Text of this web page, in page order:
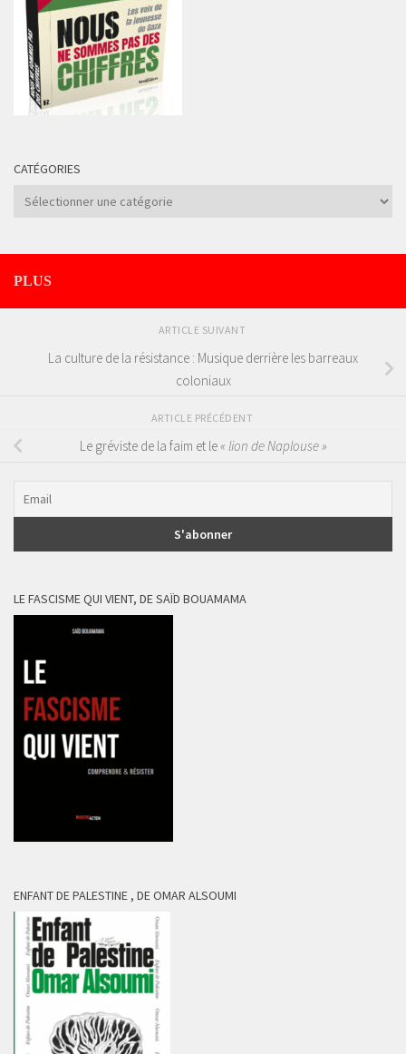
CATÉGORIES
Catégories
PLUS
ARTICLE SUIVANT
La culture de la résistance : Musique derrière les barreaux
coloniaux
ARTICLE PRÉCÉDENT
Le gréviste de la faim et le« lion de Naplouse »
LE FASCISME QUI VIENT, DE SAÏD BOUAMAMA
ENFANT DE PALESTINE , DE OMAR ALSOUMI